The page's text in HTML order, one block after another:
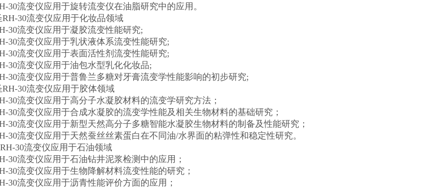
30流变仪应用于旋转流变仪在油脂研究中的应用。
RH-30流变仪应用于化妆品领域
30流变仪应用于凝胶流变性能研究;
30流变仪应用于乳状液体系流变性能研究;
30流变仪应用于表面活性剂流变性能研究;
30流变仪应用于油包水型乳化化妆品;
30流变仪应用于普鲁兰多糖对牙膏流变学性能影响的初步研究;
30流变仪应用于胶体领域
30流变仪应用于高分子水凝胶材料的流变学研究方法；
30流变仪应用于合成水凝胶的流变学性能及相关生物材料的基础研究；
30流变仪应用于新型天然高分子多糖智能水凝胶生物材料的制备及性能研究；
30流变仪应用于天然蚕丝丝素蛋白在不同油/水界面的粘弹性和稳定性研究。
30流变仪应用于石油领域
30流变仪应用于石油钻井泥浆检测中的应用；
30流变仪应用于生物降解材料流变性能的研究；
30流变仪应用于沥青性能评价方面的应用；